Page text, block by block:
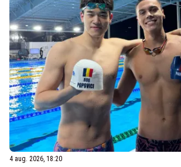
4 aug. 2026, 18:20